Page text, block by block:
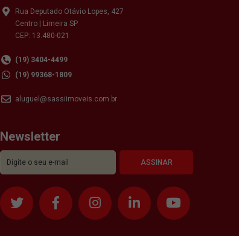
Rua Deputado Otávio Lopes, 427
Centro | Limeira SP
CEP: 13.480-021
(19) 3404-4499
(19) 99368-1809
aluguel@sassiimoveis.com.br
Newsletter